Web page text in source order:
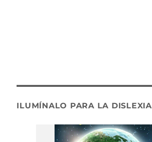
ILUMÍNALO PARA LA DISLEXIA